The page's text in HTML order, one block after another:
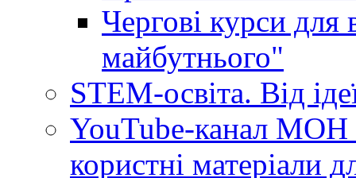
Чергові курси
майбутнього"
STEM-освіта. Від
YouTube-канал МОН
користні матеріали